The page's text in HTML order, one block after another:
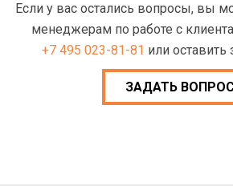
Если у вас остались вопросы, вы
менеджерам по работе с
+7 495 023-81-81 или оставить
ЗАДАТЬ